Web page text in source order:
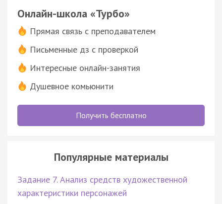
Онлайн-школа «Турбо»
Прямая связь с преподавателем
Письменные дз с проверкой
Интересные онлайн-занятия
Душевное комьюнити
Получить бесплатно
Популярные материалы
Задание 7. Анализ средств художественной
характеристики персонажей